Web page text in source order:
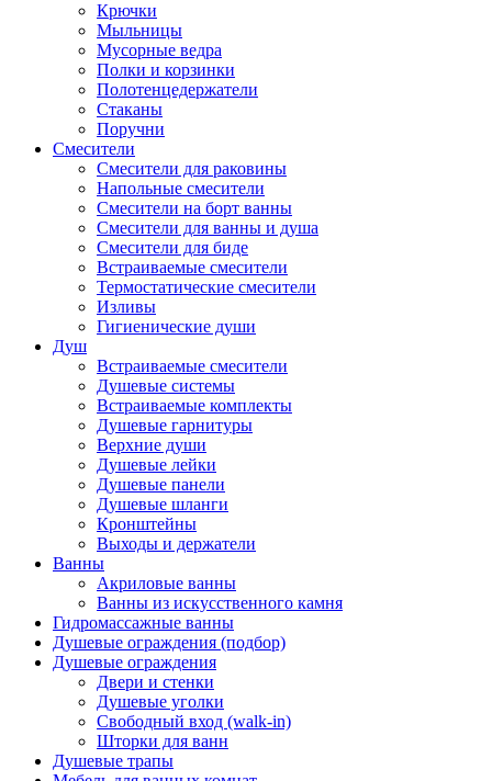
Крючки
Мыльницы
Мусорные ведра
Полки и корзинки
Полотенцедержатели
Стаканы
Поручни
Смесители
Смесители для раковины
Напольные смесители
Смесители на борт ванны
Смесители для ванны и душа
Смесители для биде
Встраиваемые смесители
Термостатические смесители
Изливы
Гигиенические души
Душ
Встраиваемые смесители
Душевые системы
Встраиваемые комплекты
Душевые гарнитуры
Верхние души
Душевые лейки
Душевые панели
Душевые шланги
Кронштейны
Выходы и держатели
Ванны
Акриловые ванны
Ванны из искусственного камня
Гидромассажные ванны
Душевые ограждения (подбор)
Душевые ограждения
Двери и стенки
Душевые уголки
Свободный вход (walk-in)
Шторки для ванн
Душевые трапы